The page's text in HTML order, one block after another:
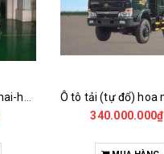
340.000.000₫